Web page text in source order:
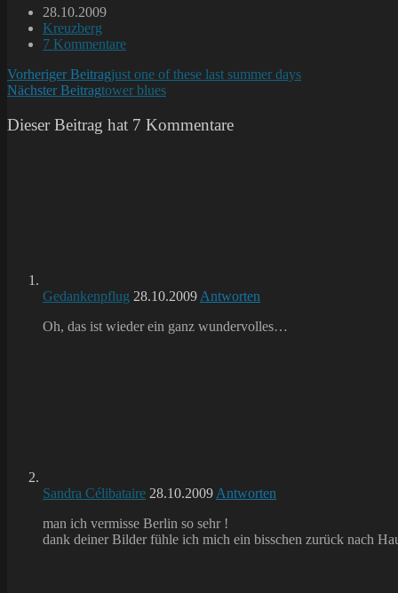
Beitrag
veröffentlicht:
28.10.2009
Beitrags-
Kategorie:
Kreuzberg
Beitrags-
7 Kommentare
Weitere
Artikel
ansehen
Vorheriger Beitragjust one of these last summer days
Nächster Beitragtower blues
Dieser Beitrag hat 7 Kommentare
Gedankenpflug 28.10.2009 Antworten
Oh, das ist wieder ein ganz wundervolles…
Sandra Célibataire 28.10.2009 Antworten
man ich vermisse Berlin so sehr !
dank deiner Bilder fühle ich mich ein bisschen zurück nach